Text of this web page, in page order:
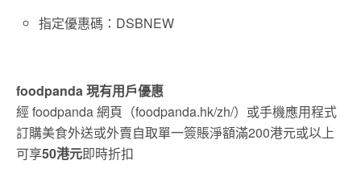
指定優惠碼：DSBNEW
foodpanda 現有用戶優惠
經 foodpanda 網頁（foodpanda.hk/zh/）或手機應用程式
訂購美食外送或外賣自取單一簽賬淨額滿200港元或以上
可享50港元即時折扣